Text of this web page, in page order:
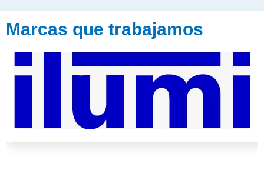
Marcas que trabajamos